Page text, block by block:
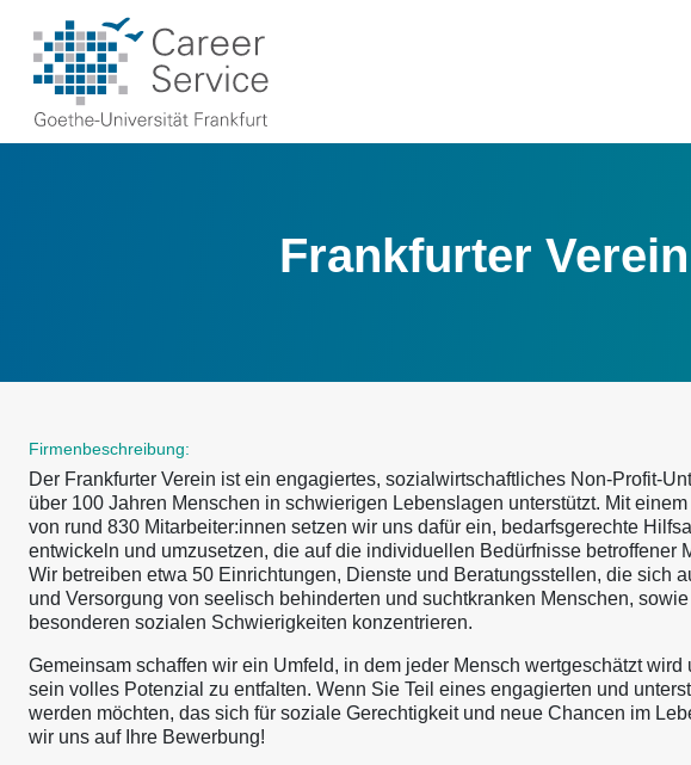
Frankfurter
Firmenbeschreibung:
Der Frankfurter Verein ist ein engagiertes, sozialwirtschaftliches Non-Profit-
über 100 Jahren Menschen in schwierigen Lebenslagen unterstützt. Mit
von rund 830 Mitarbeiter:innen setzen wir uns dafür ein, bedarfsgerechte
entwickeln und umzusetzen, die auf die individuellen Bedürfnisse betroffener
Wir betreiben etwa 50 Einrichtungen, Dienste und Beratungsstellen, die sich
und Versorgung von seelisch behinderten und suchtkranken Menschen,
besonderen sozialen Schwierigkeiten konzentrieren.
Gemeinsam schaffen wir ein Umfeld, in dem jeder Mensch wertgeschätzt wird
sein volles Potenzial zu entfalten. Wenn Sie Teil eines engagierten und
werden möchten, das sich für soziale Gerechtigkeit und neue Chancen im
wir uns auf Ihre Bewerbung!